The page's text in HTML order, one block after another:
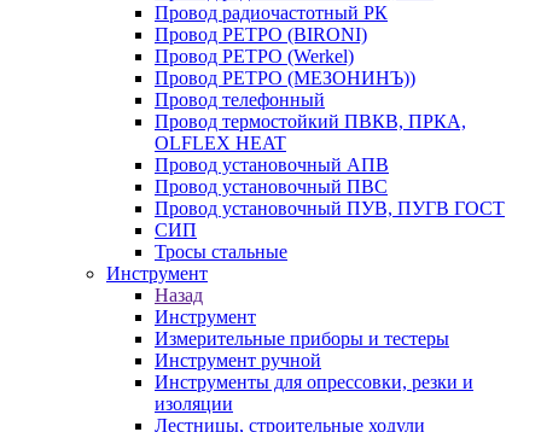
Провод радиочастотный РК
Провод РЕТРО (BIRONI)
Провод РЕТРО (Werkel)
Провод РЕТРО (МЕЗОНИНЪ))
Провод телефонный
Провод термостойкий ПВКВ, ПРКА,
OLFLEX HEAT
Провод установочный АПВ
Провод установочный ПВС
Провод установочный ПУВ, ПУГВ ГОСТ
СИП
Тросы стальные
Инструмент
Назад
Инструмент
Измерительные приборы и тестеры
Инструмент ручной
Инструменты для опрессовки, резки и
изоляции
Лестницы, строительные ходули